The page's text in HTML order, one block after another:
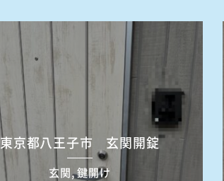
東京都八王子市 玄関開錠
玄関, 鍵開け